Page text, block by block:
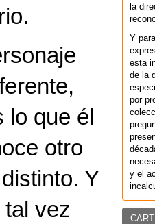
lo que él
otro
Y
vez
la
Y
esta
de la
por
y el